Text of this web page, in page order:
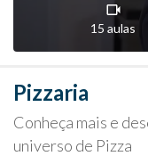
15 aulas
Pizzaria
Conheça mais e
universo de Pizza